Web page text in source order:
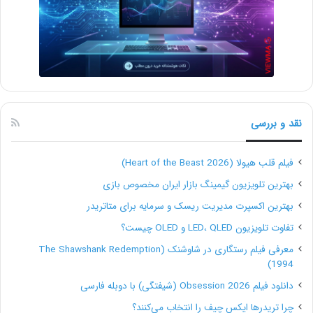
کارهایی را برایتان انجام دهد.
البته به خاطر داشته باشید که بعضی از این جزئیات مربوط
به خودتان است و لازم نیست در اختیار فریلنسرها قرار
بدهید. بعد از اینکه چند بار چنین نوشته‌هایی را تهیه کنید،
به تعادل مورد نیاز در میزان ارائۀ اطلاعات به افراد نیز
خواهید رسید.
2- برای پروژه یک بودجۀ واقع‌بینانه در نظر بگیرید.
درست است که درواقع تعیین بودجه هم باید در مرحلۀ قبل
و هنگام تهیۀ خلاصۀ پروژه انجام شود، اما به دلیل اهمیتی
که دارد، به‌صورت جداگانه نیز به آن می‌پردازیم.
نقد و بررسی
فیلم قلب هیولا (Heart of the Beast 2026)
بهترین تلویزیون گیمینگ بازار ایران مخصوص بازی
بهترین اکسپرت مدیریت ریسک و سرمایه برای متاتریدر
تفاوت تلویزیون LED، QLED و OLED چیست؟
معرفی فیلم رستگاری در شاوشنک (The Shawshank Redemption
1994)
دانلود فیلم Obsession 2026 (شیفتگی) با دوبله فارسی
چرا تریدرها ایکس چیف را انتخاب می‌کنند؟